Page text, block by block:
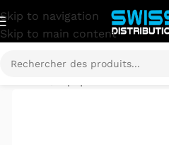
Skip to navigation
Skip to main content